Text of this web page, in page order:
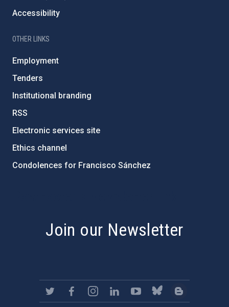
Accessibility
OTHER LINKS
Employment
Tenders
Institutional branding
RSS
Electronic services site
Ethics channel
Condolences for Francisco Sánchez
Join our Newsletter